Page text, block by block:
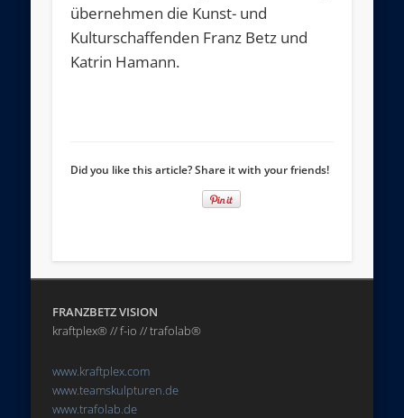
übernehmen die Kunst- und
Kulturschaffenden Franz Betz und
Katrin Hamann.
Did you like this article? Share it with your friends!
FRANZBETZ VISION
kraftplex® // f-io // trafolab®
www.kraftplex.com
www.teamskulpturen.de
www.trafolab.de